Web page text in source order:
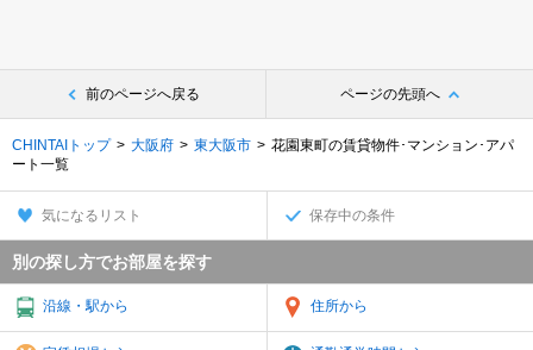
前のページへ戻る ページの先頭へ
CHINTAIトップ 大阪府 東大阪市
花園東町の賃貸物件･マンション･アパ
ート一覧
気になるリスト 保存中の条件
別の探し方でお部屋を探す
沿線・駅から 住所から